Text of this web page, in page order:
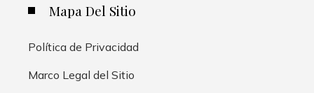
Mapa Del Sitio
Política de Privacidad
Marco Legal del Sitio